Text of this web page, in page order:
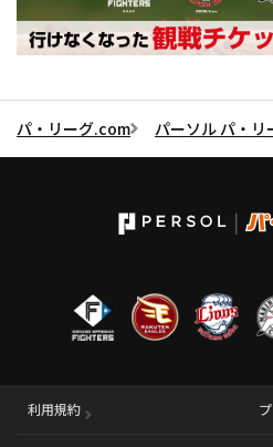
パ・リーグ.com パーソル パ・リ
利用規約